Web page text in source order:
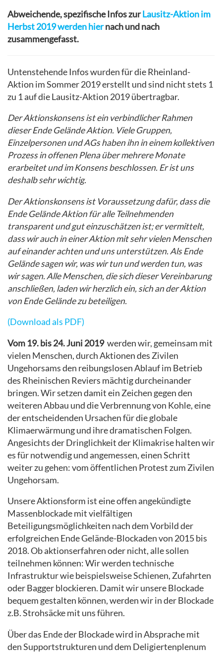
Abweichende, spezifische Infos zurLausitz-Aktion im
Herbst 2019 werden hiernach und nach
zusammengefasst.
Untenstehende Infos wurden für die Rheinland-
Aktion im Sommer 2019 erstellt und sind nicht stets 1
zu 1 auf die Lausitz-Aktion 2019 übertragbar.
Der Aktionskonsens ist ein verbindlicher Rahmen
dieser Ende Gelände Aktion. Viele Gruppen,
Einzelpersonen und AGs haben ihn in einem kollektiven
Prozess in offenen Plena über mehrere Monate
erarbeitet und im Konsens beschlossen. Er ist uns
deshalb sehr wichtig.
Der Aktionskonsens ist Voraussetzung dafür, dass die
Ende Gelände Aktion für alle Teilnehmenden
transparent und gut einzuschätzen ist; er vermittelt,
dass wir auch in einer Aktion mit sehr vielen Menschen
auf einander achten und uns unterstützen. Als Ende
Gelände sagen wir, was wir tun und werden tun, was
wir sagen. Alle Menschen, die sich dieser Vereinbarung
anschließen, laden wir herzlich ein, sich an der Aktion
von Ende Gelände zu beteiligen.
(Download als PDF)
Vom 19. bis 24. Juni 2019 werden wir, gemeinsam mit
vielen Menschen, durch Aktionen des Zivilen
Ungehorsams den reibungslosen Ablauf im Betrieb
des Rheinischen Reviers mächtig durcheinander
bringen. Wir setzen damit ein Zeichen gegen den
weiteren Abbau und die Verbrennung von Kohle, eine
der entscheidenden Ursachen für die globale
Klimaerwärmung und ihre dramatischen Folgen.
Angesichts der Dringlichkeit der Klimakrise halten wir
es für notwendig und angemessen, einen Schritt
weiter zu gehen: vom öffentlichen Protest zum Zivilen
Ungehorsam.
Unsere Aktionsform ist eine offen angekündigte
Massenblockade mit vielfältigen
Beteiligungsmöglichkeiten nach dem Vorbild der
erfolgreichen Ende Gelände-Blockaden von 2015 bis
2018. Ob aktionserfahren oder nicht, alle sollen
teilnehmen können: Wir werden technische
Infrastruktur wie beispielsweise Schienen, Zufahrten
oder Bagger blockieren. Damit wir unsere Blockade
bequem gestalten können, werden wir in der Blockade
z.B. Strohsäcke mit uns führen.
Über das Ende der Blockade wird in Absprache mit
den Supportstrukturen und dem Deligiertenplenum